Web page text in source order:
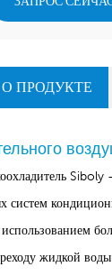
ПРОДУКТЕ
Siboly
систем
жидкой